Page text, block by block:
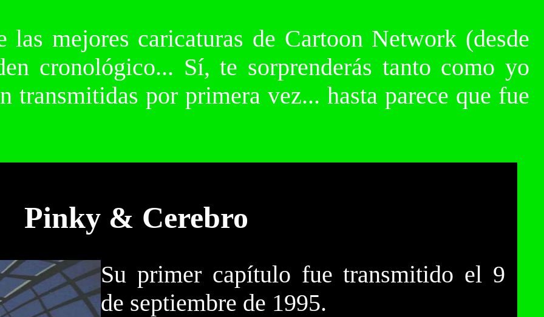
mejores caricaturas de Cartoon Network (desde
cronológico... Sí, te sorprenderás tanto como yo
transmitidas por primera vez... hasta parece que fue
Pinky & Cerebro
Su primer capítulo fue transmitido el 9
de septiembre de 1995.